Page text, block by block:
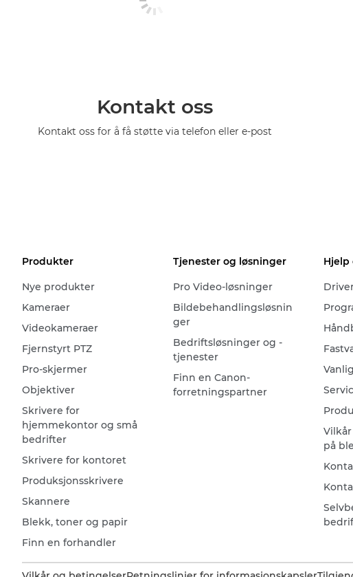
Kontakt oss
Kontakt oss for å få støtte via telefon eller e-post
Produkter
Nye produkter
Kameraer
Videokameraer
Fjernstyrt PTZ
Pro-skjermer
Objektiver
Skrivere for
hjemmekontor og små
bedrifter
Skrivere for kontoret
Produksjonsskrivere
Skannere
Blekk, toner og papir
Finn en forhandler
Tjenester og løsninger
Pro Video-løsninger
Bildebehandlingsløsnin
ger
Bedriftsløsninger og -
tjenester
Finn en Canon-
forretningspartner
Hjelp
på